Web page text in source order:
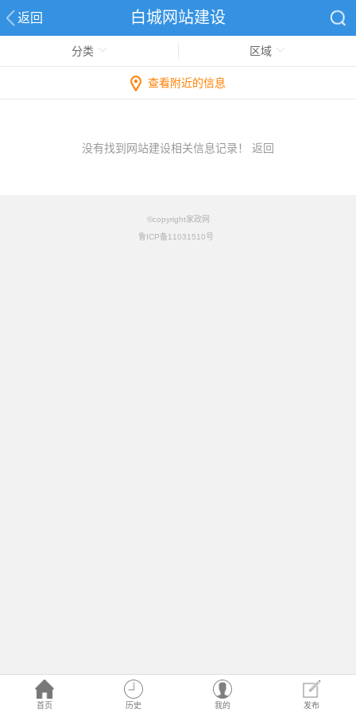
返回 白城网站建设
首页 历史 我的 发布
分类 区域
查看附近的信息
没有找到网站建设相关信息记录！ 返回
©copyright家政网
鲁ICP备11031510号